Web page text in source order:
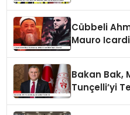
Cübbeli
Mauro
Bakan Bak,
Tunçelli’yi